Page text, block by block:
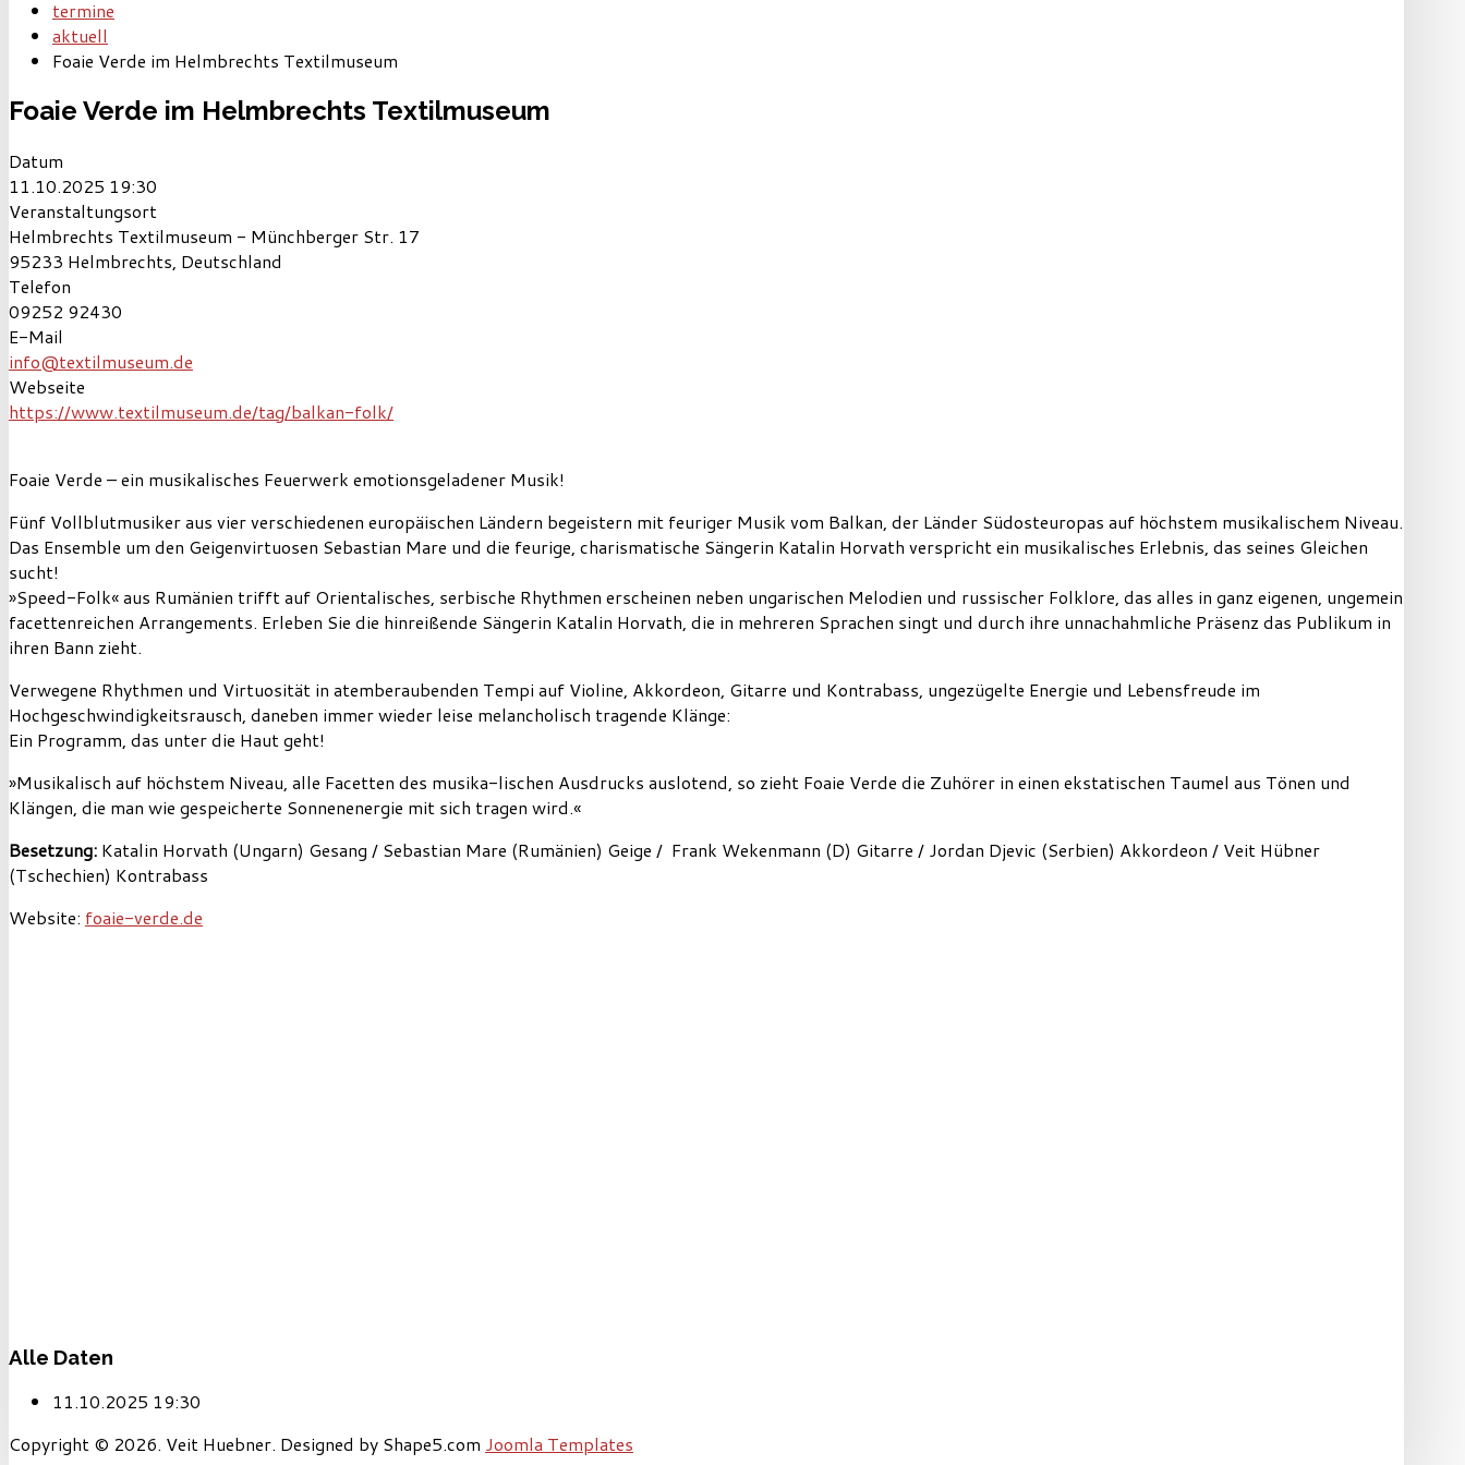
termine
aktuell
Foaie Verde im Helmbrechts Textilmuseum
Foaie Verde im Helmbrechts Textilmuseum
Datum
11.10.2025 19:30
Veranstaltungsort
Helmbrechts Textilmuseum - Münchberger Str. 17
95233 Helmbrechts, Deutschland
Telefon
09252 92430
E-Mail
info@textilmuseum.de
Webseite
https://www.textilmuseum.de/tag/balkan-folk/
Foaie Verde – ein musikalisches Feuerwerk emotionsgeladener Musik!
Fünf Vollblutmusiker aus vier verschiedenen europäischen Ländern begeistern mit feuriger Musik vom Balkan, der Länder Südosteuropas auf höchstem musikalischem Niveau.
Das Ensemble um den Geigenvirtuosen Sebastian Mare und die feurige, charismatische Sängerin Katalin Horvath verspricht ein musikalisches Erlebnis, das seines Gleichen
sucht!
»Speed-Folk« aus Rumänien trifft auf Orientalisches, serbische Rhythmen erscheinen neben ungarischen Melodien und russischer Folklore, das alles in ganz eigenen, ungemein
facettenreichen Arrangements. Erleben Sie die hinreißende Sängerin Katalin Horvath, die in mehreren Sprachen singt und durch ihre unnachahmliche Präsenz das Publikum in
ihren Bann zieht.
Verwegene Rhythmen und Virtuosität in atemberaubenden Tempi auf Violine, Akkordeon, Gitarre und Kontrabass, ungezügelte Energie und Lebensfreude im
Hochgeschwindigkeitsrausch, daneben immer wieder leise melancholisch tragende Klänge:
Ein Programm, das unter die Haut geht!
»Musikalisch auf höchstem Niveau, alle Facetten des musika-lischen Ausdrucks auslotend, so zieht Foaie Verde die Zuhörer in einen ekstatischen Taumel aus Tönen und
Klängen, die man wie gespeicherte Sonnenenergie mit sich tragen wird.«
Besetzung: Katalin Horvath (Ungarn) Gesang / Sebastian Mare (Rumänien) Geige / Frank Wekenmann (D) Gitarre / Jordan Djevic (Serbien) Akkordeon / Veit Hübner
(Tschechien) Kontrabass
Website: foaie-verde.de
Alle Daten
11.10.2025 19:30
Copyright © 2026. Veit Huebner. Designed by Shape5.com Joomla Templates